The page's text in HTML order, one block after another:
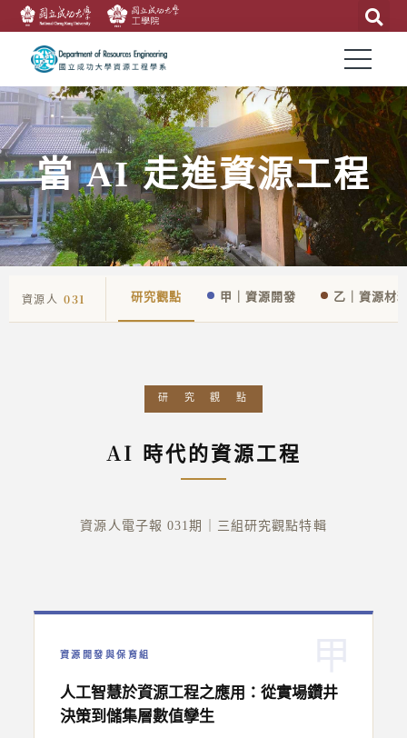
當 AI 走進資源工程
資源人 031 研究觀點 甲｜資源開發 乙｜資源材
研 究 觀 點
AI 時代的資源工程
資源人電子報 031期｜三組研究觀點特輯
資源開發與保育組
人工智慧於資源工程之應用：從實場鑽井
決策到儲集層數值孿生